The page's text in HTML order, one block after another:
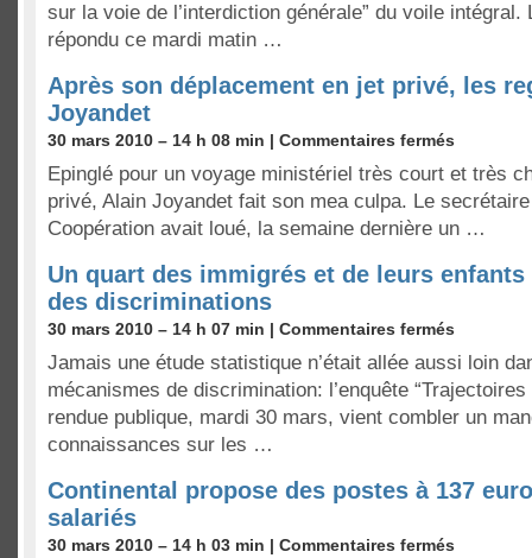
sur la voie de l’interdiction générale” du voile intégral.
répondu ce mardi matin …
Après son déplacement en jet privé, les
Joyandet
30 mars 2010 – 14 h 08 min | Commentaires fermés
Epinglé pour un voyage ministériel très court et très
privé, Alain Joyandet fait son mea culpa. Le secrétaire
Coopération avait loué, la semaine dernière un …
Un quart des immigrés et de leurs
des discriminations
30 mars 2010 – 14 h 07 min | Commentaires fermés
Jamais une étude statistique n’était allée aussi loin
mécanismes de discrimination: l’enquête
rendue publique, mardi 30 mars, vient combler un
connaissances sur les …
Continental propose des postes à 137
salariés
30 mars 2010 – 14 h 03 min | Commentaires fermés